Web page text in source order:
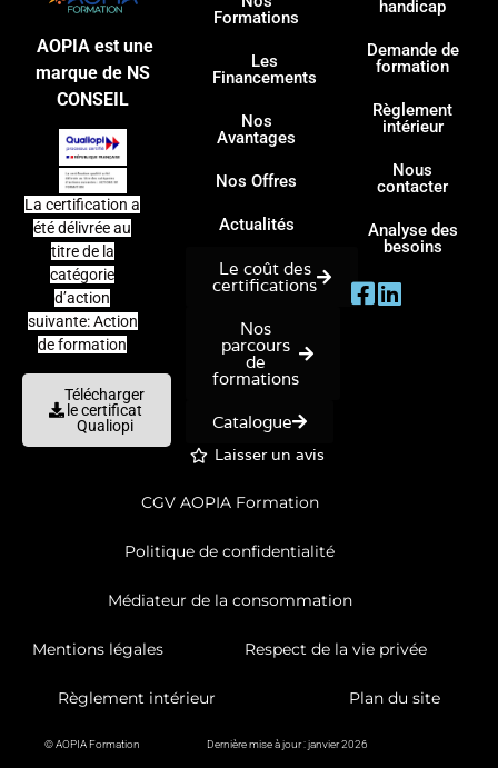
AOPIA est une
marque de NS
CONSEIL
La certification a
été délivrée au
titre de la
catégorie
d’action
suivante: Action
de formation
Télécharger
le certificat
Qualiopi
Formations
Les
Financements
Nos
Avantages
Nos Offres
Actualités
Le coût des
certifications
Nos
parcours
de
formations
Catalogue
Laisser un avis
handicap
Demande de
formation
Règlement
intérieur
Nous
contacter
Analyse des
besoins
CGV AOPIA Formation
Politique de confidentialité
Médiateur de la consommation
Mentions légales Respect de la vie privée
Règlement intérieur Plan du site
© AOPIA Formation Dernière mise à jour : janvier 2026